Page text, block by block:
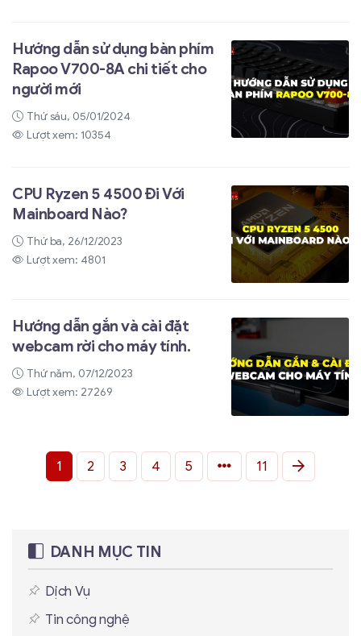
Hướng dẫn sử dụng bàn phím
Rapoo V700-8A chi tiết cho
người mới
Thứ sáu, 05/01/2024
Lượt xem: 10354
CPU Ryzen 5 4500 Đi Với
Mainboard Nào?
Thứ ba, 26/12/2023
Lượt xem: 4801
Hướng dẫn gắn và cài đặt
webcam rời cho máy tính.
Thứ năm, 07/12/2023
Lượt xem: 27269
1 2 3 4 5 11
DANH MỤC TIN
Dịch Vụ
Tin công nghệ